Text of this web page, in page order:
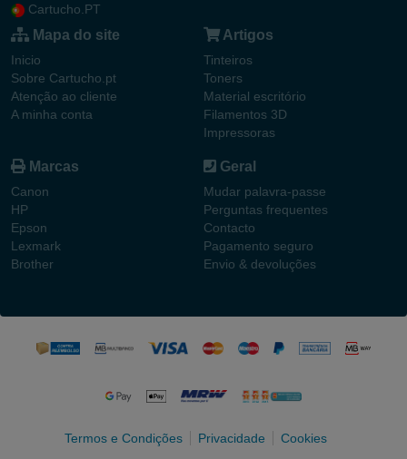
Cartucho.PT
Mapa do site
Inicio
Sobre Cartucho.pt
Atenção ao cliente
A minha conta
Artigos
Tinteiros
Toners
Material escritório
Filamentos 3D
Impressoras
Marcas
Canon
HP
Epson
Lexmark
Brother
Geral
Mudar palavra-passe
Perguntas frequentes
Contacto
Pagamento seguro
Envio & devoluções
Termos e Condições Privacidade Cookies